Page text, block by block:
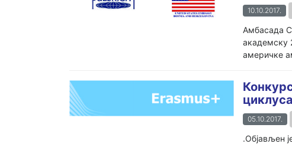
10.10.2017.
Амбасада
академску
америчке
циклуса
05.10.2017.
.Објављен